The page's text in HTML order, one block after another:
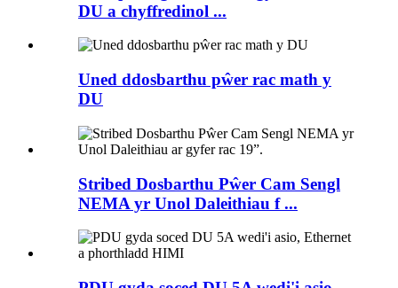
DU a chyffredinol ...
Uned ddosbarthu pŵer rac math y
DU
Stribed Dosbarthu Pŵer Cam Sengl
NEMA yr Unol Daleithiau f ...